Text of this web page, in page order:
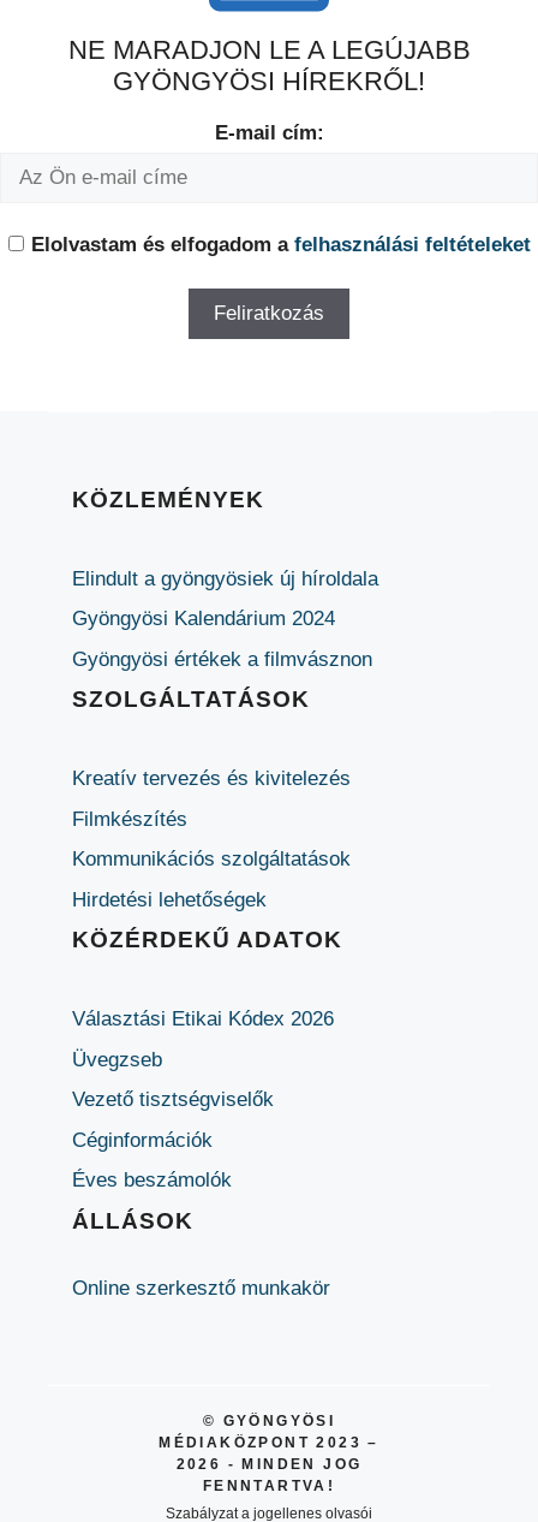
NE MARADJON LE A LEGÚJABB
GYÖNGYÖSI HÍREKRŐL!
E-mail cím:
Elolvastam és elfogadom a felhasználási feltételeket
KÖZLEMÉNYEK
Elindult a gyöngyösiek új híroldala
Gyöngyösi Kalendárium 2024
Gyöngyösi értékek a filmvásznon
SZOLGÁLTATÁSOK
Kreatív tervezés és kivitelezés
Filmkészítés
Kommunikációs szolgáltatások
Hirdetési lehetőségek
KÖZÉRDEKŰ ADATOK
Választási Etikai Kódex 2026
Üvegzseb
Vezető tisztségviselők
Céginformációk
Éves beszámolók
ÁLLÁSOK
Online szerkesztő munkakör
© GYÖNGYÖSI
MÉDIAKÖZPONT 2023 –
2026 - MINDEN JOG
FENNTARTVA!
Szabályzat a jogellenes olvasói